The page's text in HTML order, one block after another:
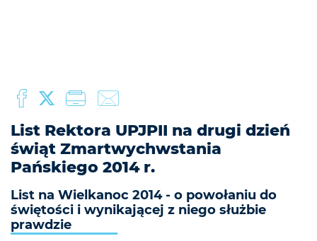
List Rektora UPJPII na drugi dzień
świąt Zmartwychwstania
Pańskiego 2014 r.
List na Wielkanoc 2014 - o powołaniu do
świętości i wynikającej z niego służbie
prawdzie